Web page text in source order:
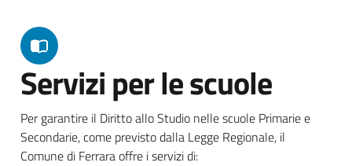
Servizi per le scuole
Per garantire il Diritto allo Studio nelle scuole Primarie e
Secondarie, come previsto dalla Legge Regionale, il
Comune di Ferrara offre i servizi di: